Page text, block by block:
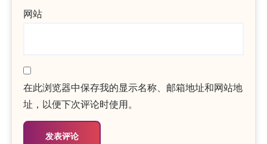
网站
在此浏览器中保存我的显示名称、邮箱地址和网站地
址，以便下次评论时使用。